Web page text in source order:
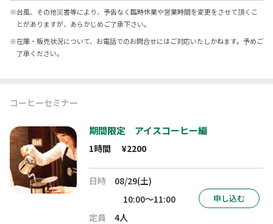
※台風、その他災害等により、予告なく臨時休業や営業時間を変更をさせて頂くこ
とがありますが、あらかじめご了承下さい。
※在庫・販売状況について、お電話でのお問合せにはご対応いたしかねます。予めご
了承ください。
コーヒーセミナー
期間限定 アイスコーヒー編
1時間 ¥2200
日時
08/29(土)
10:00～11:00
定員
4人
申し込む